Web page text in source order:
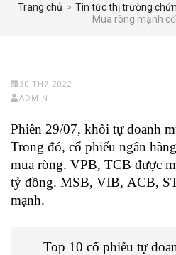
Trang chủ > Tin tức thị trường
Mua ròng mạnh
30 TH7 2022
ADMIN
Phiên 29/07, khối tự doanh
Trong đó, cổ phiếu ngân
mua ròng. VPB, TCB được
tỷ đồng. MSB, VIB, ACB,
mạnh.
Top 10 cổ phiếu tự